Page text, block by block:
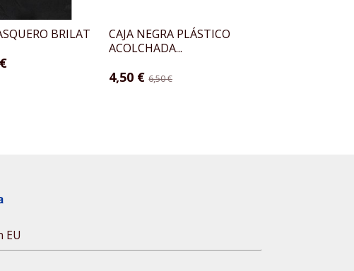
BRILAT
CAJA NEGRA PLÁSTICO
ACOLCHADA...
4,50 €6,50 €
EU